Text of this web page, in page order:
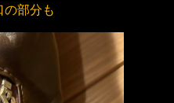
の部分も